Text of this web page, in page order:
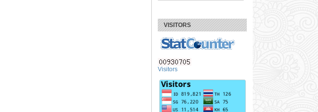
VISITORS
Visitors